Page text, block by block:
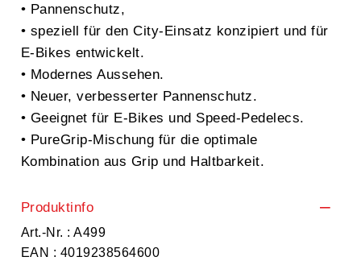
• Pannenschutz,
• speziell für den City-Einsatz konzipiert und für
E-Bikes entwickelt.
• Modernes Aussehen.
• Neuer, verbesserter Pannenschutz.
• Geeignet für E-Bikes und Speed-Pedelecs.
• PureGrip-Mischung für die optimale
Kombination aus Grip und Haltbarkeit.
Produktinfo
Art.-Nr. : A499
EAN : 4019238564600